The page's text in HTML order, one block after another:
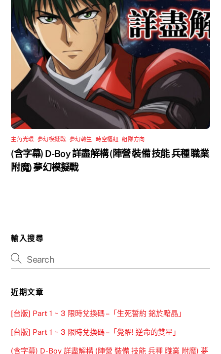
主角光環 夢幻模擬戰 夢幻轉生 ,時空樞紐 ,組隊方向
(含字幕) D-Boy 詳盡解構 (陣營 裝備 技能 兵種 職業
附魔) 夢幻模擬戰
輸入搜尋
近期文章
[台版] Part 1 ~ 3 限時兌換碼 –「生死誓約 銘於黯晶」
[台版] Part 1 ~ 3 限時兌換碼 –「覺醒! 逆命的雙星」
(含字幕) D-Boy 詳盡解構 (陣營 裝備 技能 兵種 職業 附魔) 夢